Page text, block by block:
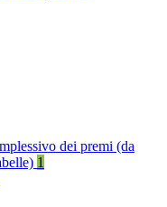
dei premi (da
1